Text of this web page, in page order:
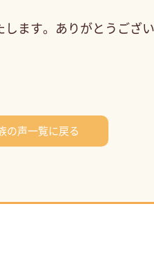
ます。ありがとうござい
の声一覧に戻る